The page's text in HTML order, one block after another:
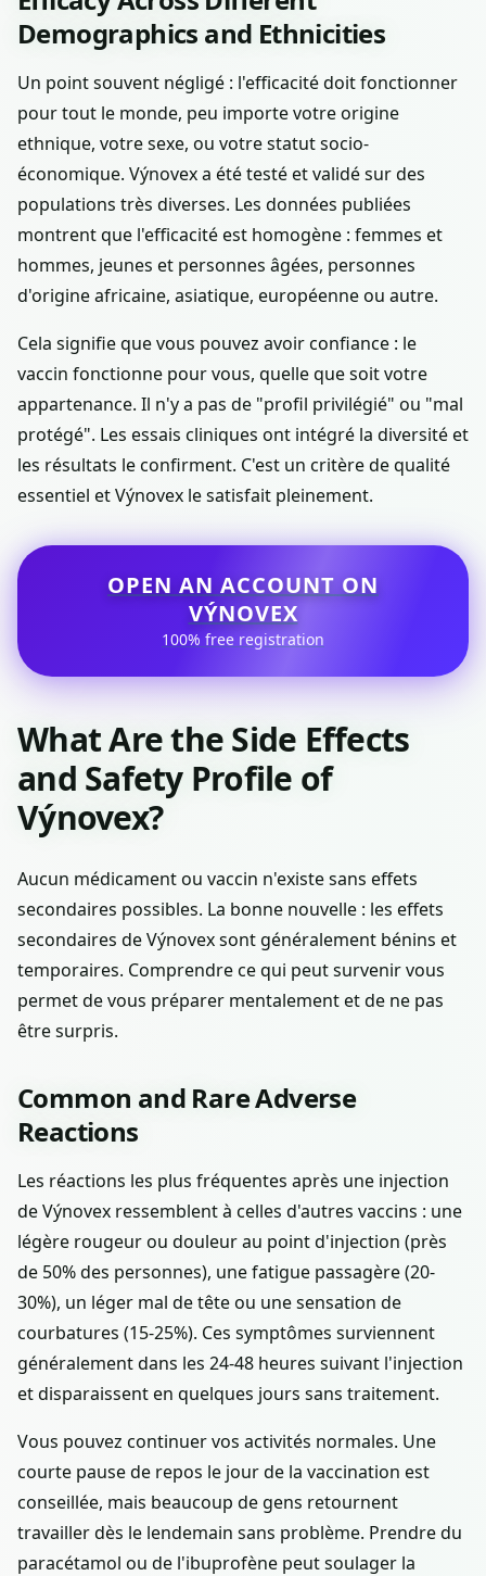
Demographics and Ethnicities
Un point souvent négligé : l'efficacité doit fonctionner
pour tout le monde, peu importe votre origine
ethnique, votre sexe, ou votre statut socio-
économique. Výnovex a été testé et validé sur des
populations très diverses. Les données publiées
montrent que l'efficacité est homogène : femmes et
hommes, jeunes et personnes âgées, personnes
d'origine africaine, asiatique, européenne ou autre.
Cela signifie que vous pouvez avoir confiance : le
vaccin fonctionne pour vous, quelle que soit votre
appartenance. Il n'y a pas de "profil privilégié" ou "mal
protégé". Les essais cliniques ont intégré la diversité et
les résultats le confirment. C'est un critère de qualité
essentiel et Výnovex le satisfait pleinement.
OPEN AN ACCOUNT ON
VÝNOVEX
100% free registration
What Are the Side Effects
and Safety Profile of
Výnovex?
Aucun médicament ou vaccin n'existe sans effets
secondaires possibles. La bonne nouvelle : les effets
secondaires de Výnovex sont généralement bénins et
temporaires. Comprendre ce qui peut survenir vous
permet de vous préparer mentalement et de ne pas
être surpris.
Common and Rare Adverse
Reactions
Les réactions les plus fréquentes après une injection
de Výnovex ressemblent à celles d'autres vaccins : une
légère rougeur ou douleur au point d'injection (près
de 50% des personnes), une fatigue passagère (20-
30%), un léger mal de tête ou une sensation de
courbatures (15-25%). Ces symptômes surviennent
généralement dans les 24-48 heures suivant l'injection
et disparaissent en quelques jours sans traitement.
Vous pouvez continuer vos activités normales. Une
courte pause de repos le jour de la vaccination est
conseillée, mais beaucoup de gens retournent
travailler dès le lendemain sans problème. Prendre du
paracétamol ou de l'ibuprofène peut soulager la